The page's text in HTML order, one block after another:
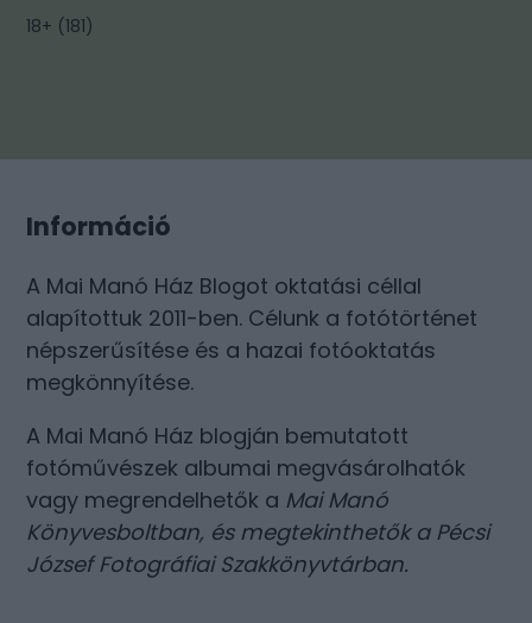
18+ (181)
Információ
A Mai Manó Ház Blogot oktatási céllal
alapítottuk 2011-ben. Célunk a fotótörténet
népszerűsítése és a hazai fotóoktatás
megkönnyítése.
A Mai Manó Ház blogján bemutatott
fotóművészek albumai megvásárolhatók
vagy megrendelhetők a Mai Manó
Könyvesboltban, és megtekinthetők a Pécsi
József Fotográfiai Szakkönyvtárban.